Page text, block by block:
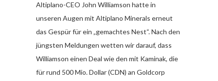
Altiplano-CEO John Williamson hatte in
unseren Augen mit Altiplano Minerals erneut
das Gespür für ein „gemachtes Nest“. Nach den
jüngsten Meldungen wetten wir darauf, dass
Williamson einen Deal wie den mit Kaminak, die
für rund 500 Mio. Dollar (CDN) an Goldcorp